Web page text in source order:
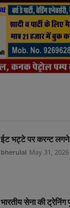
ईट भट्टे पर करन्ट
bherulal May 31, 2026
भारतीय सेना की ट्रेनिंग